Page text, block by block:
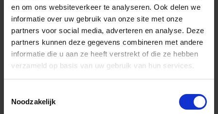
en om ons websiteverkeer te analyseren. Ook delen we
informatie over uw gebruik van onze site met onze
partners voor social media, adverteren en analyse. Deze
partners kunnen deze gegevens combineren met andere
informatie die u aan ze heeft verstrekt of die ze hebben
verzameld op basis van uw gebruik van hun services.
Noodzakelijk
Art-Nr.: AS1247
TopcollectionSilk
Virnia Turquoise 40x120 cm Wandtegel Mat Vlak